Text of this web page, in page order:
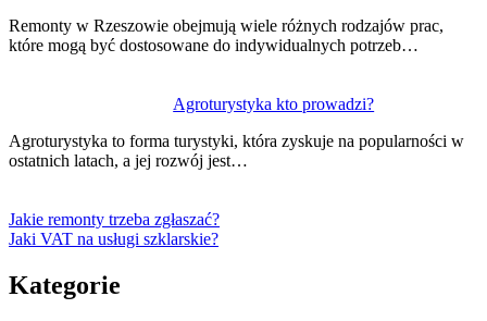
Remonty w Rzeszowie obejmują wiele różnych rodzajów prac,
które mogą być dostosowane do indywidualnych potrzeb…
Agroturystyka kto prowadzi?
Agroturystyka to forma turystyki, która zyskuje na popularności w
ostatnich latach, a jej rozwój jest…
Jakie remonty trzeba zgłaszać?
Jaki VAT na usługi szklarskie?
Kategorie